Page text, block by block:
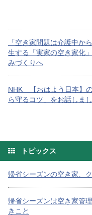
「空き家問題は介護中か
生する「実家の空き家化
みづくりへ
NHK 【おはよう日本】
ら守るコツ」をお話しまし
トピックス
帰省シーズンの空き家、
帰省シーズンは空き家管
きこと